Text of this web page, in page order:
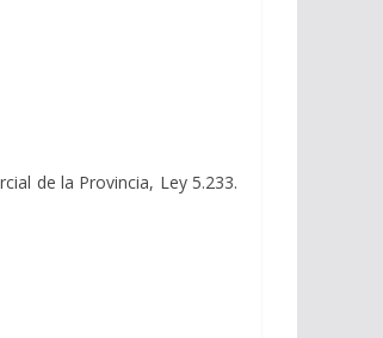
de la Provincia, Ley 5.233.